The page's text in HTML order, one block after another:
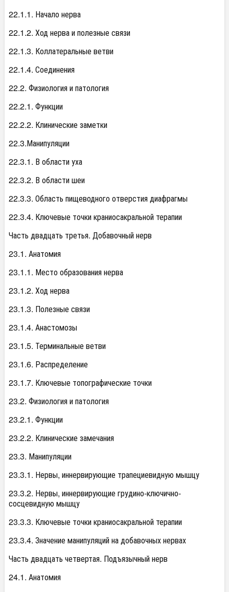
22.1.1. Начало нерва
22.1.2. Ход нерва и полезные связи
22.1.3. Коллатеральные ветви
22.1.4. Соединения
22.2. Физиология и патология
22.2.1. Функции
22.2.2. Клинические заметки
22.3.Манипуляции
22.3.1. В области уха
22.3.2. В области шеи
22.3.3. Область пищеводного отверстия диафрагмы
22.3.4. Ключевые точки краниосакральной терапии
Часть двадцать третья. Добавочный нерв
23.1. Анатомия
23.1.1. Место образования нерва
23.1.2. Ход нерва
23.1.3. Полезные связи
23.1.4. Анастомозы
23.1.5. Терминальные ветви
23.1.6. Распределение
23.1.7. Ключевые топографические точки
23.2. Физиология и патология
23.2.1. Функции
23.2.2. Клинические замечания
23.3. Манипуляции
23.3.1. Нервы, иннервирующие трапециевидную мышцу
23.3.2. Нервы, иннервирующие грудино-ключично-
сосцевидную мышцу
23.3.3. Ключевые точки краниосакральной терапии
23.3.4. Значение манипуляций на добавочных нервах
Часть двадцать четвертая. Подъязычный нерв
24.1. Анатомия